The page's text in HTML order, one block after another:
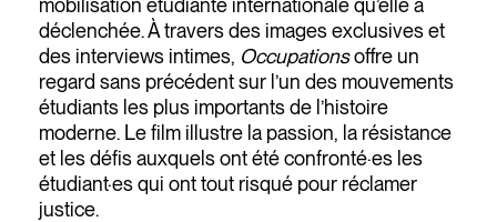
mobilisation étudiante internationale qu’elle a
déclenchée. À travers des images exclusives et
des interviews intimes, Occupationsoffre un
regard sans précédent sur l’un des mouvements
étudiants les plus importants de l’histoire
moderne. Le film illustre la passion, la résistance
et les défis auxquels ont été confronté·es les
étudiant·es qui ont tout risqué pour réclamer
justice.